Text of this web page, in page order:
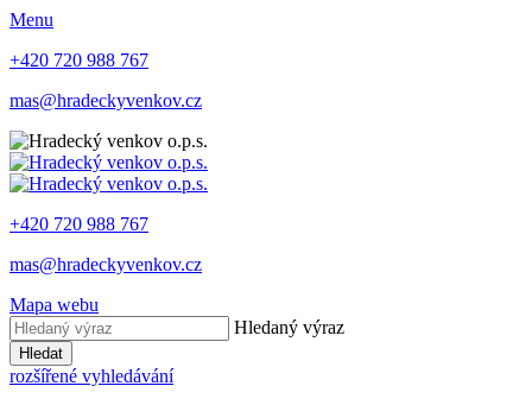
Menu
+420 720 988 767
mas@hradeckyvenkov.cz
+420 720 988 767
mas@hradeckyvenkov.cz
Mapa webu
Hledaný výraz
Hledat
rozšířené vyhledávání